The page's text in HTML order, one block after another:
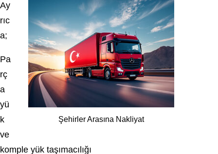
Şehirler Arasına Nakliyat
Ay
rıc
a;
Pa
rç
a
yü
k
ve
komple yük taşımacılığı